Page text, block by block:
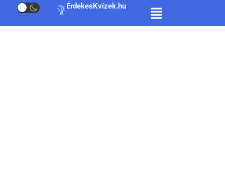
ÉrdekesKvízek.hu